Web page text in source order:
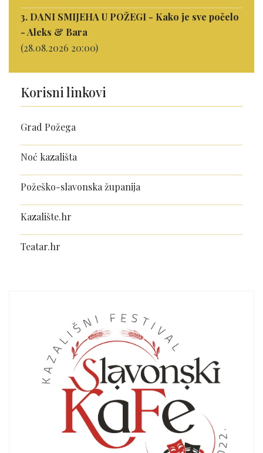
3. DANI SMIJEHA U POŽEGI - Kako je sve počelo
- Aleks & Bara
(28.08.2026 20:00)
Korisni linkovi
Grad Požega
Noć kazališta
Požeško-slavonska županija
Kazalište.hr
Teatar.hr